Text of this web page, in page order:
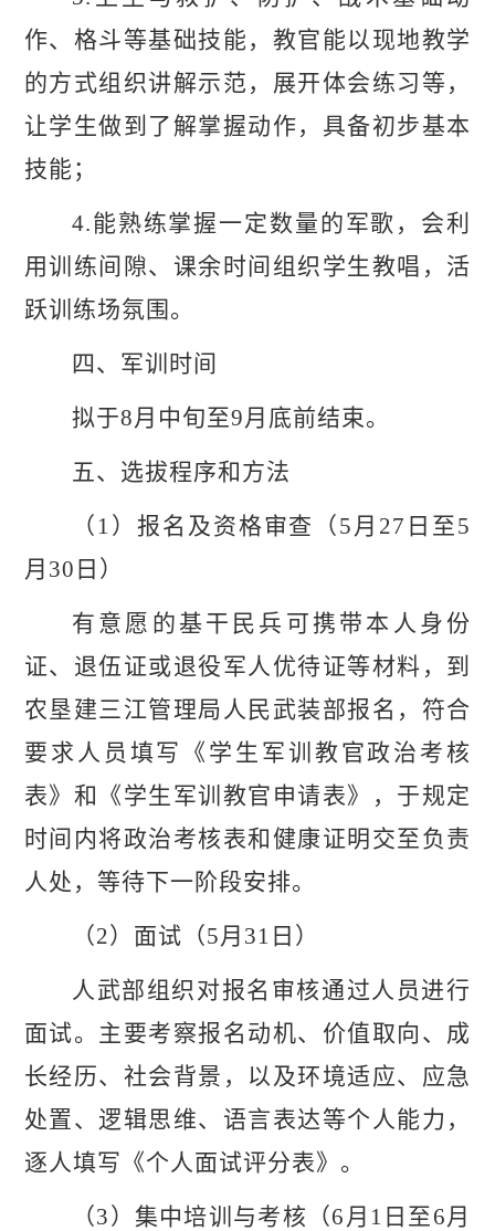
作、格斗等基础技能，教官能以现地教学
的方式组织讲解示范，展开体会练习等，
让学生做到了解掌握动作，具备初步基本
技能；
4.能熟练掌握一定数量的军歌，会利
用训练间隙、课余时间组织学生教唱，活
跃训练场氛围。
四、军训时间
拟于8月中旬至9月底前结束。
五、选拔程序和方法
（ 1）报名及资格审查（5月 27 日至5
月 30 日）
有意愿的基干民兵可携带本人身份
证、退伍证或退役军人优待证等材料，到
农垦建三江管理局 人民武装部报名，符合
要求人员填写《学生军训教官政治考核
表》和《学生军训教官申请表》，于规定
时间内将政治考核表和健康证明交至负责
人处，等待下一阶段安排。
（2）面试（5月 31 日）
人武部组织对报名审核通过人员进行
面试。主要考察报名动机、价值取向、成
长经历、社会背景，以及环境适应、应急
处置、逻辑思维、语言表达等个人能力，
逐人填写《个人面试评分表》。
（3）集中培训与考核（6 月 1 日至6月